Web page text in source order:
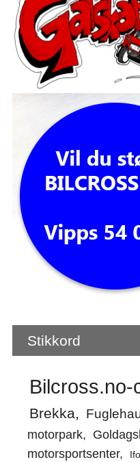
Stikkord
Bilcross.no-
Brekka
motorpark
motorsportsenter